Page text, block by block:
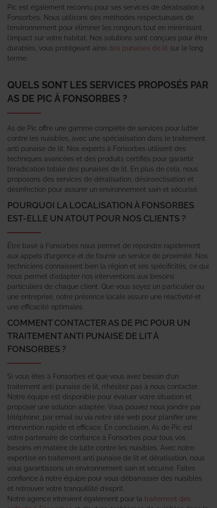
Pic est également reconnu pour ses services de dératisation à
Fonsorbes. Nous utilisons des méthodes respectueuses de
l’environnement pour éliminer les rongeurs tout en minimisant
l’impact sur votre habitat. Nos solutions sont conçues pour être
durables, vous protégeant ainsi des punaises de lit sur le long
terme.
QUELS SONT LES SERVICES PROPOSÉS PAR
AS DE PIC À FONSORBES ?
As de Pic offre une gamme complète de services pour lutter
contre les nuisibles, avec une spécialisation dans le traitement
anti punaise de lit. Nos experts à Fonsorbes utilisent des
techniques avancées et des produits certifiés pour garantir
l’éradication totale des punaises de lit. En plus de cela, nous
proposons des services de dératisation, désinsectisation et
désinfection pour assurer un environnement sain et sécurisé.
POURQUOI LA LOCALISATION À FONSORBES
EST-ELLE UN ATOUT POUR NOS CLIENTS ?
Être basé à Fonsorbes nous permet de répondre rapidement
aux appels d’urgence et de fournir un service de proximité. Nos
techniciens connaissent bien la région et ses spécificités, ce qui
nous permet d’adapter nos interventions aux besoins
particuliers de chaque client. Que vous soyez un particulier ou
une entreprise, notre présence locale assure une réactivité et
une efficacité optimales.
COMMENT CONTACTER AS DE PIC POUR UN
TRAITEMENT ANTI PUNAISE DE LIT À
FONSORBES ?
Si vous êtes à Fonsorbes et que vous avez besoin d’un
traitement anti punaise de lit, n’hésitez pas à nous contacter.
Notre équipe est disponible pour évaluer votre situation et
proposer une solution adaptée. Vous pouvez nous joindre par
téléphone, par email ou via notre site web pour planifier une
intervention rapide et efficace. En conclusion, As de Pic est
votre partenaire de confiance à Fonsorbes pour tous vos
besoins en matière de lutte contre les nuisibles. Avec notre
expertise en traitement anti punaise de lit et dératisation, nous
vous garantissons un environnement sain et sécurisé. Faites
confiance à notre équipe pour vous débarrasser des nuisibles
et retrouver votre tranquillité d’esprit.
Notre agence intervient également pour la traitement des